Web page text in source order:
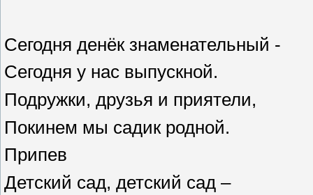
Сегодня денёк знаменательный -
Сегодня у нас выпускной.
Подружки, друзья и приятели,
Покинем мы садик родной.
Припев
Детский сад, детский сад –